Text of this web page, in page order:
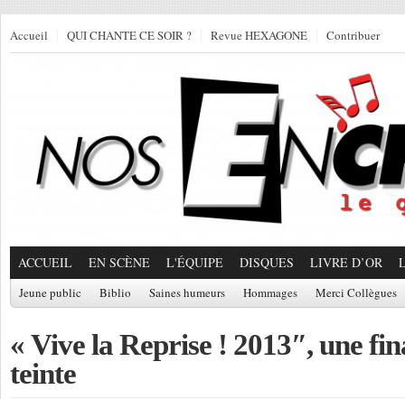
Accueil QUI CHANTE CE SOIR ? Revue HEXAGONE Contribuer
ACCUEIL EN SCÈNE L'ÉQUIPE DISQUES LIVRE D’OR
Jeune public Biblio Saines humeurs Hommages Merci Collègues
« Vive la Reprise ! 2013″, une
teinte